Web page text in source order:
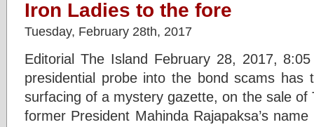
Iron Ladies to the fore
Tuesday, February 28th, 2017
Editorial The Island February 28, 2017,
presidential probe into the bond scams
surfacing of a mystery gazette, on the sale of
former President Mahinda Rajapaksa’s